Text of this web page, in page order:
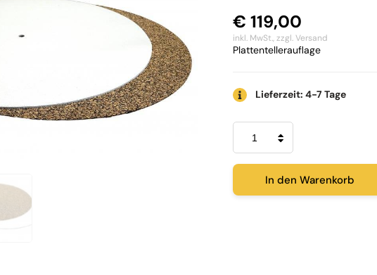
€ 119,00
inkl. MwSt.,zzgl. Versand
Plattentellerauflage
Lieferzeit: 4-7 Tage
bFly
VARIO
MK2
Menge
In den Warenkorb